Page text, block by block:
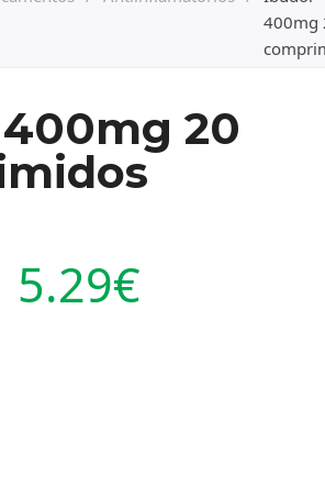
400mg
20
5.29€